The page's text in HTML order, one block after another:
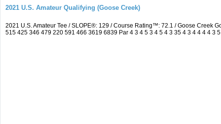
2021 U.S. Amateur Qualifying (Goose Creek)
2021 U.S. Amateur Tee / SLOPE®: 129 / Course Rating™: 72.1 / Goose Creek
515 425 346 479 220 591 466 3619 6839 Par 4 3 4 5 3 4 5 4 3 35 4 3 4 4 4 4 3